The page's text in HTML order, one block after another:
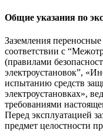
Общие указания по
Заземления
соответствии с
(правилами
электроустановок”,
испытанию средств
электроустановках»,
требованиями
Перед эксплуатацией
предмет целостности